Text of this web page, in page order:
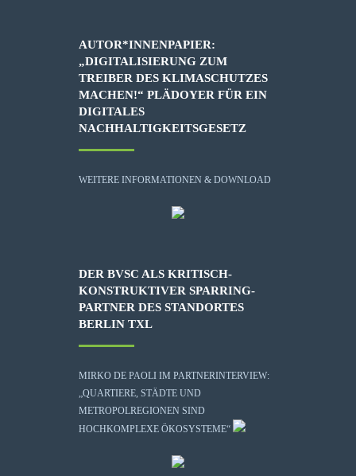
AUTOR*INNENPAPIER:
„DIGITALISIERUNG ZUM
TREIBER DES KLIMASCHUTZES
MACHEN!“ PLÄDOYER FÜR EIN
DIGITALES
NACHHALTIGKEITSGESETZ
WEITERE INFORMATIONEN & DOWNLOAD
DER BVSC ALS KRITISCH-
KONSTRUKTIVER SPARRING-
PARTNER DES STANDORTES
BERLIN TXL
MIRKO DE PAOLI IM PARTNERINTERVIEW:
„QUARTIERE, STÄDTE UND
METROPOLREGIONEN SIND
HOCHKOMPLEXE ÖKOSYSTEME“